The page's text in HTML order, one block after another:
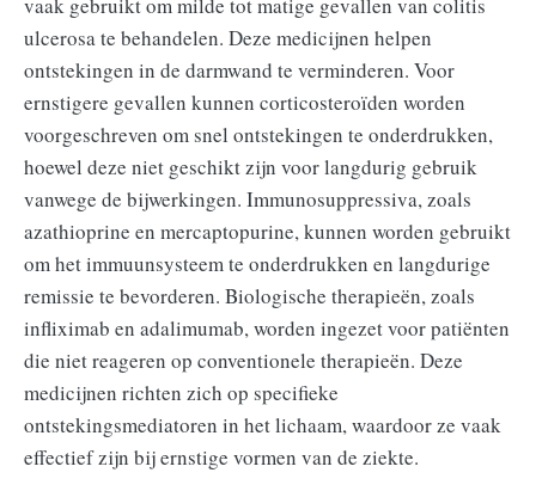
ulcerosa te behandelen. Deze medicijnen helpen
ontstekingen in de darmwand te verminderen. Voor
ernstigere gevallen kunnen corticosteroïden worden
voorgeschreven om snel ontstekingen te onderdrukken,
hoewel deze niet geschikt zijn voor langdurig gebruik
vanwege de bijwerkingen. Immunosuppressiva, zoals
azathioprine en mercaptopurine, kunnen worden gebruikt
om het immuunsysteem te onderdrukken en langdurige
remissie te bevorderen. Biologische therapieën, zoals
infliximab en adalimumab, worden ingezet voor patiënten
die niet reageren op conventionele therapieën. Deze
medicijnen richten zich op specifieke
ontstekingsmediatoren in het lichaam, waardoor ze vaak
effectief zijn bij ernstige vormen van de ziekte.